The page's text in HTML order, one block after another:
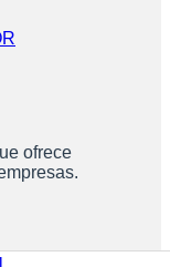
ofrece